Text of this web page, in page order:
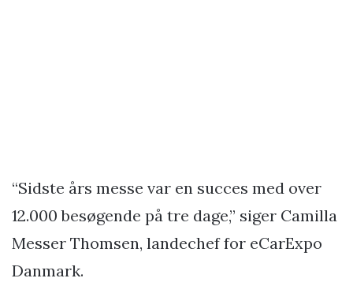
“Sidste års messe var en succes med over
12.000 besøgende på tre dage,” siger Camilla
Messer Thomsen, landechef for eCarExpo
Danmark.